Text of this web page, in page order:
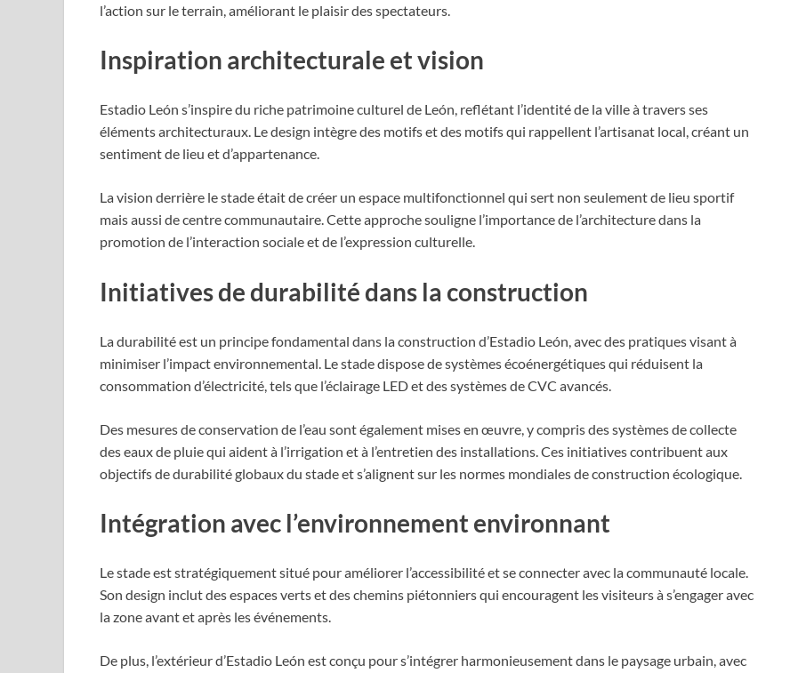
l’action sur le terrain, améliorant le plaisir des spectateurs.
Inspiration architecturale et vision
Estadio León s’inspire du riche patrimoine culturel de León, reflétant l’identité de la ville à travers ses
éléments architecturaux. Le design intègre des motifs et des motifs qui rappellent l’artisanat local, créant un
sentiment de lieu et d’appartenance.
La vision derrière le stade était de créer un espace multifonctionnel qui sert non seulement de lieu sportif
mais aussi de centre communautaire. Cette approche souligne l’importance de l’architecture dans la
promotion de l’interaction sociale et de l’expression culturelle.
Initiatives de durabilité dans la construction
La durabilité est un principe fondamental dans la construction d’Estadio León, avec des pratiques visant à
minimiser l’impact environnemental. Le stade dispose de systèmes écoénergétiques qui réduisent la
consommation d’électricité, tels que l’éclairage LED et des systèmes de CVC avancés.
Des mesures de conservation de l’eau sont également mises en œuvre, y compris des systèmes de collecte
des eaux de pluie qui aident à l’irrigation et à l’entretien des installations. Ces initiatives contribuent aux
objectifs de durabilité globaux du stade et s’alignent sur les normes mondiales de construction écologique.
Intégration avec l’environnement environnant
Le stade est stratégiquement situé pour améliorer l’accessibilité et se connecter avec la communauté locale.
Son design inclut des espaces verts et des chemins piétonniers qui encouragent les visiteurs à s’engager avec
la zone avant et après les événements.
De plus, l’extérieur d’Estadio León est conçu pour s’intégrer harmonieusement dans le paysage urbain, avec